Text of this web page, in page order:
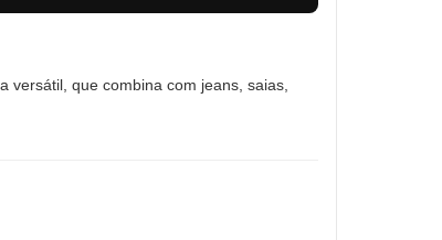
versátil, que combina com jeans, saias,